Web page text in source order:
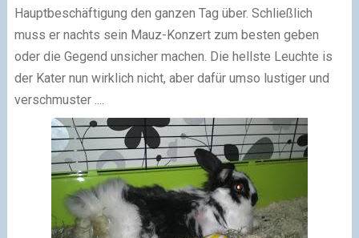
Hauptbeschäftigung den ganzen Tag über. Schließlich
muss er nachts sein Mauz-Konzert zum besten geben
oder die Gegend unsicher machen. Die hellste Leuchte is
der Kater nun wirklich nicht, aber dafür umso lustiger und
verschmuster ....